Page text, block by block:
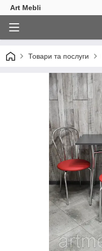
Art Mebli
Товари та послуги